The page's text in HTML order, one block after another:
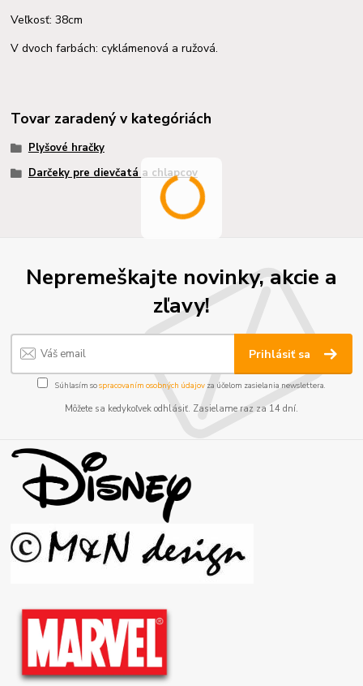
Veľkosť: 38cm
V dvoch farbách: cyklámenová a ružová.
Tovar zaradený v kategóriách
Plyšové hračky
Darčeky pre dievčatá a chlapcov
Nepremeškajte novinky, akcie a
zľavy!
Prihlásiť sa
Súhlasím sospracovaním osobných údajov za účelom zasielania newslettera.
Môžete sa kedykoľvek odhlásiť. Zasielame raz za 14 dní.